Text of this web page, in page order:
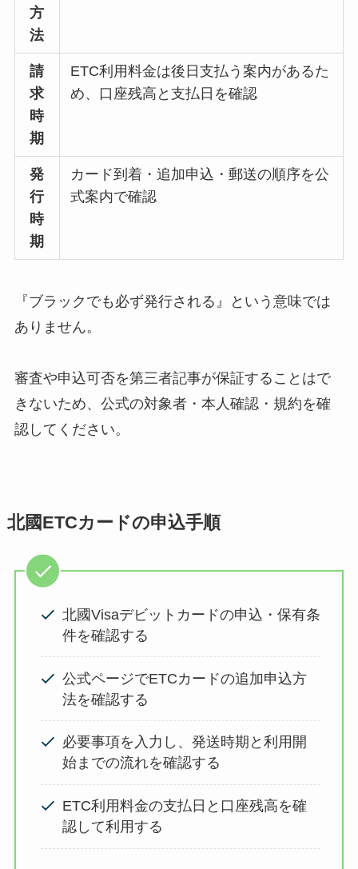
方
法
請
求
時
期
ETC利用料金は後日支払う案内があるた
め、口座残高と支払日を確認
発
行
時
期
カード到着・追加申込・郵送の順序を公
式案内で確認
『ブラックでも必ず発行される』という意味では
ありません。
審査や申込可否を第三者記事が保証することはで
きないため、公式の対象者・本人確認・規約を確
認してください。
北國ETCカードの申込手順
北國Visaデビットカードの申込・保有条
件を確認する
公式ページでETCカードの追加申込方
法を確認する
必要事項を入力し、発送時期と利用開
始までの流れを確認する
ETC利用料金の支払日と口座残高を確
認して利用する